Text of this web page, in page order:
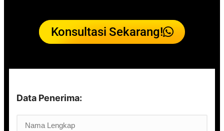
Konsultasi Sekarang!
Data Penerima: